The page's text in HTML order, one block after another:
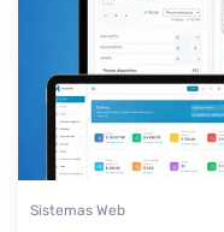
Sistemas Web